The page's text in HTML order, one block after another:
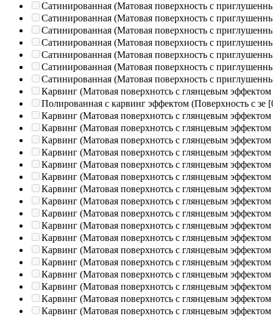
Сатинированная (Матовая поверхность с
Сатинированная (Матовая поверхность с
Сатинированная (Матовая поверхность с
Сатинированная (Матовая поверхность с
Сатинированная (Матовая поверхность с
Сатинированная (Матовая поверхность с
Сатинированная (Матовая поверхность с
Карвинг (Матовая поверхнотсь с глянцевым эффектом
Полированная c карвинг эффектом (Поверхность с зе
Карвинг (Матовая поверхнотсь с глянцевым эффектом
Карвинг (Матовая поверхнотсь с глянцевым эффектом
Карвинг (Матовая поверхнотсь с глянцевым эффектом
Карвинг (Матовая поверхнотсь с глянцевым эффектом
Карвинг (Матовая поверхнотсь с глянцевым эффектом
Карвинг (Матовая поверхнотсь с глянцевым эффектом
Карвинг (Матовая поверхнотсь с глянцевым эффектом
Карвинг (Матовая поверхнотсь с глянцевым эффектом
Карвинг (Матовая поверхнотсь с глянцевым эффектом
Карвинг (Матовая поверхнотсь с глянцевым эффектом
Карвинг (Матовая поверхнотсь с глянцевым эффектом
Карвинг (Матовая поверхнотсь с глянцевым эффектом
Карвинг (Матовая поверхнотсь с глянцевым эффектом
Карвинг (Матовая поверхнотсь с глянцевым эффектом
Карвинг (Матовая поверхнотсь с глянцевым эффектом
Карвинг (Матовая поверхнотсь с глянцевым эффектом
Карвинг (Матовая поверхнотсь с глянцевым эффектом